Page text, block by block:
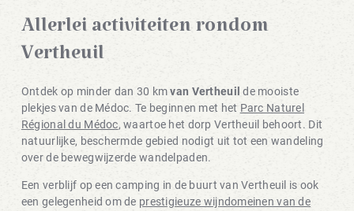
Allerlei activiteiten rondom
Vertheuil
Ontdek op minder dan 30 kmvan Vertheuil de mooiste
plekjes van de Médoc. Te beginnen met het Parc Naturel
Régional du Médoc, waartoe het dorp Vertheuil behoort. Dit
natuurlijke, beschermde gebied nodigt uit tot een wandeling
over de bewegwijzerde wandelpaden.
Een verblijf op een camping in de buurt van Vertheuil is ook
een gelegenheid om de prestigieuze wijndomeinen van de